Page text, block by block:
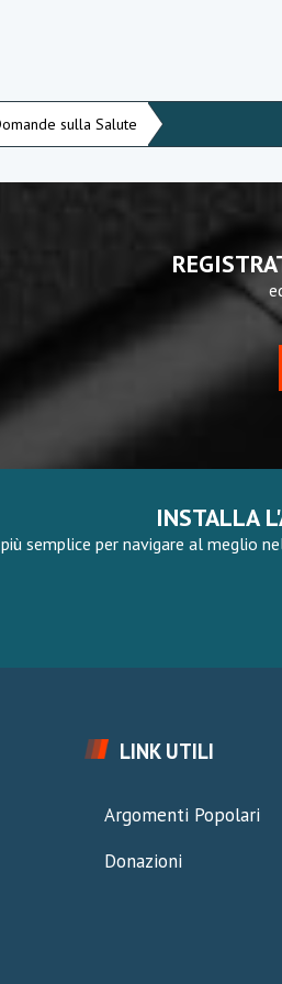
sulla Salute
INSTALLA
semplice per navigare al meglio
LINK UTILI
Argomenti Popolari
Donazioni